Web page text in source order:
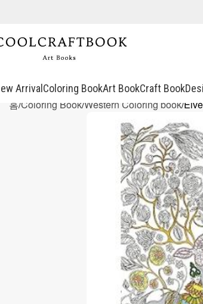
ArrivalColoring BookArt BookCraft Book
홈 Coloring Book Western Coloring book